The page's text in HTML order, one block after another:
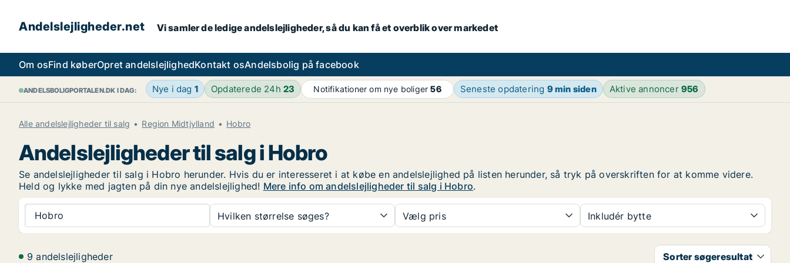
Andelslejligheder.net Vi samler de ledige andelslejligheder, så du kan få et overblik over markedet
Om osFind køberOpret andelslejlighedKontakt osAndelsbolig på facebook
ANDELSBOLIGPORTALEN.DK I DAG: Nye i dag 1 Opdaterede 24h23 Notifikationer om nye boliger56 Seneste opdatering 9 min siden Aktive annoncer956
Alle andelslejligheder til salg Region Midtjylland Hobro
Andelslejligheder til salg i Hobro
Se andelslejligheder til salg i Hobro herunder. Hvis du er interesseret i at købe en andelslejlighed på listen herunder, så tryk på overskriften for at komme videre.
Held og lykke med jagten på din nye andelslejlighed! Mere info om andelslejligheder til salg i Hobro.
Hobro Hvilken størrelse søges? Vælg pris Inkludér bytte
9 andelslejligheder Sorter søgeresultat